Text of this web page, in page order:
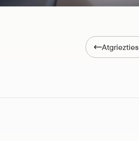
Atgriezties